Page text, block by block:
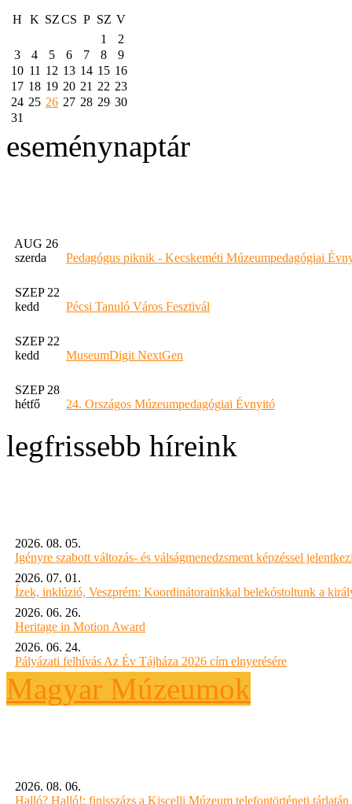
H K SZCS P SZ V
1
2
3
4 5 6 7 8
9
10 11 12 13 14 15 16
17 18 19 20 21 22 23
24 25 26 27 28 29 30
31
eseménynaptár
AUG 26
szerda
Pedagógus piknik - Kecskeméti Múzeumpedagógiai
SZEP 22
kedd
Pécsi Tanuló Város Fesztivál
SZEP 22
kedd
MuseumDigit NextGen
SZEP 28
hétfő
24. Országos Múzeumpedagógiai Évnyitó
legfrissebb híreink
2026. 08. 05.
Igényre szabott változás- és válságmenedzsment képzéssel
2026. 07. 01.
Ízek, inklúzió, Veszprém: Koordinátorainkkal belekóstoltunk a
2026. 06. 26.
Heritage in Motion Award
2026. 06. 24.
Pályázati felhívás Az Év Tájháza 2026 cím elnyerésére
Magyar Múzeumok
2026. 08. 06.
Halló? Halló!: finisszázs a Kiscelli Múzeum telefontörténeti tárlatán